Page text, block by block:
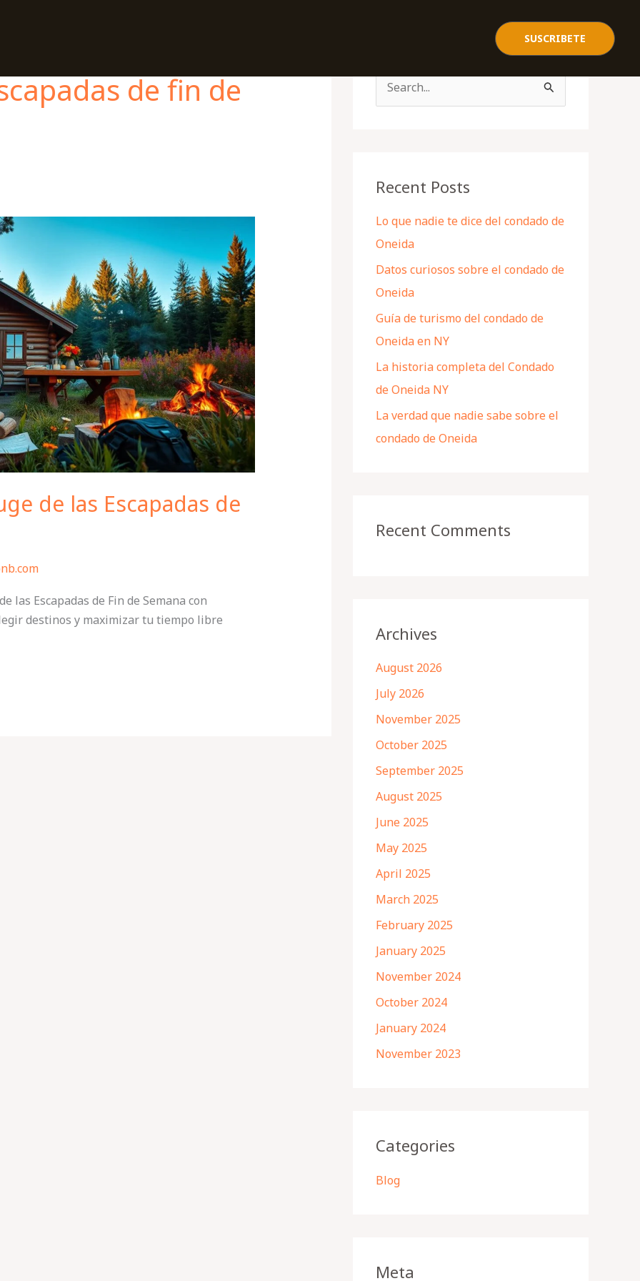
SUSCRIBETE
de fin de
de las Escapadas de
las Escapadas de Fin de Semana con
destinos y maximizar tu tiempo libre
c
f
o
r
:
Recent Posts
Lo que nadie te dice del condado de
Oneida
Datos curiosos sobre el condado de
Oneida
Guía de turismo del condado de
Oneida en NY
La historia completa del Condado
de Oneida NY
La verdad que nadie sabe sobre el
condado de Oneida
Recent Comments
Archives
August 2026
July 2026
November 2025
October 2025
September 2025
August 2025
June 2025
May 2025
April 2025
March 2025
February 2025
January 2025
November 2024
October 2024
January 2024
November 2023
Categories
Blog
Meta